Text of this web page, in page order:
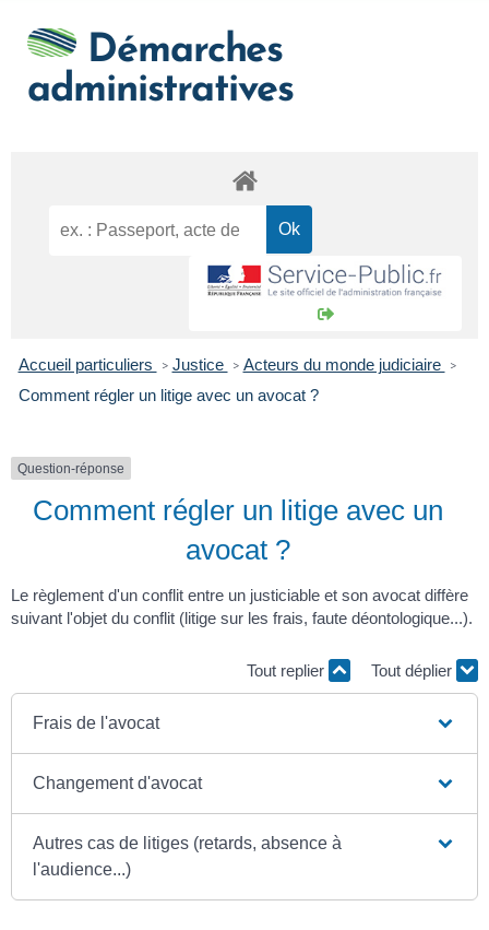
Démarches
administratives
Accueil particuliers > Justice > Acteurs du monde judiciaire >
Comment régler un litige avec un avocat ?
Question-réponse
Comment régler un litige avec un
avocat ?
Le règlement d'un conflit entre un justiciable et son avocat diffère
suivant l'objet du conflit (litige sur les frais, faute déontologique...).
Tout replier Tout déplier
Frais de l'avocat
Changement d'avocat
Autres cas de litiges (retards, absence à
l'audience...)